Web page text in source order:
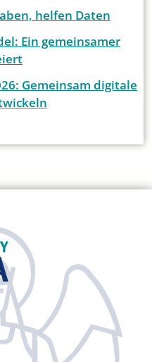
helfen Daten
Ein gemeinsamer
Gemeinsam digitale